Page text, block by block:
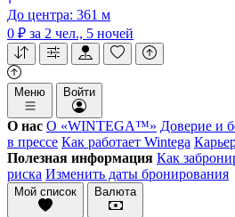
До центра: 361 м
0 ₽ за 2 чел., 5 ночей
Меню Войти
О нас О «WINTEGA™» Доверие и
в прессе Как работает Wintega
Полезная информация Как
риска Изменить даты бронирования
Мой список Валюта